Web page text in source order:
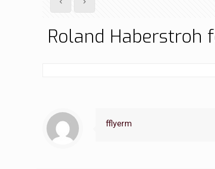
Roland Haberstroh
fflyerm